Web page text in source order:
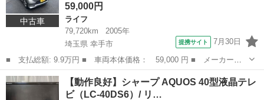
中古車
59,000円
ライフ
79,720km
2005年
埼玉県 幸手市
提携サイト 7月30日
■ 支払総額: 9.9万円 ■ 車両本体価格： 59,000 円 ■ メーカー
名： ホンダ ■ 車種名： ライフ ■ グレード名： ディーバター
ボ キーレス エアロ ＥＴＣ アルミホイール ■ 排気量： 660cc
埼玉 幸手市 ライフ
​【動作良好】シャープ AQUOS 40型液晶テレ
ビ（LC-40DS6）/ リ…